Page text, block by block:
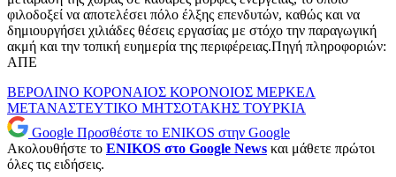
φιλοδοξεί να αποτελέσει πόλο έλξης επενδυτών, καθώς και να
δημιουργήσει χιλιάδες θέσεις εργασίας με στόχο την παραγωγική
ακμή και την τοπική ευημερία της περιφέρειας.Πηγή πληροφοριών:
ΑΠΕ
ΒΕΡΟΛΙΝΟ ΚΟΡΟΝΑΙΟΣ ΚΟΡΟΝΟΙΟΣ ΜΕΡΚΕΛ
ΜΕΤΑΝΑΣΤΕΥΤΙΚΟ ΜΗΤΣΟΤΑΚΗΣ ΤΟΥΡΚΙΑ
Google Προσθέστε το ENIKOS στην Google
Ακολουθήστε το ENIKOS στο Google News και μάθετε πρώτοι
όλες τις ειδήσεις.